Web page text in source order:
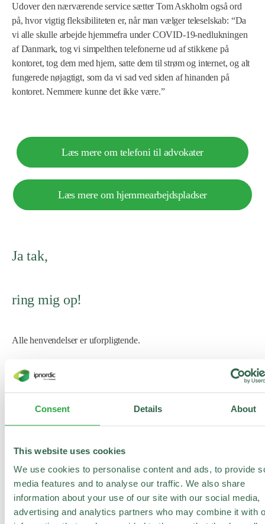
Consent Details About
This website uses cookies
We use cookies to personalise content and ads, to provide
media features and to analyse our traffic. We also share
information about your use of our site with our social media,
advertising and analytics partners who may combine it with
Udover den nærværende service sætter Tom Askholm også ord
på, hvor vigtig fleksibiliteten er, når man vælger teleselskab: “Da
vi alle skulle arbejde hjemmefra under COVID-19-nedlukningen
af Danmark, tog vi simpelthen telefonerne ud af stikkene på
kontoret, tog dem med hjem, satte dem til strøm og internet, og alt
fungerede nøjagtigt, som da vi sad ved siden af hinanden på
kontoret. Nemmere kunne det ikke være.”
Læs mere om telefoni til advokater
Læs mere om hjemmearbejdspladser
Ja tak,
ring mig op!
Alle henvendelser er uforpligtende.
Ja tak, send mig nyhedsbreve (målrettede tilbud, relevant information og